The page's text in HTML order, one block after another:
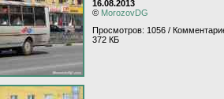
16.08.2013
© MorozovDG
Просмотров: 1056 /
372 КБ